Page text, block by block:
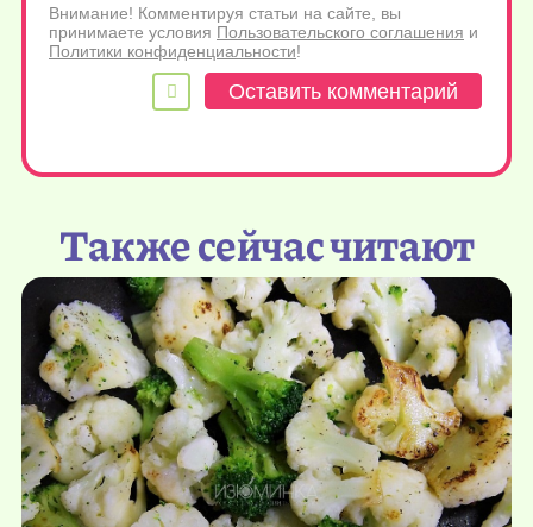
Внимание! Комментируя статьи на сайте, вы
принимаете условия Пользовательского соглашения и
Политики конфиденциальности!
Также сейчас читают